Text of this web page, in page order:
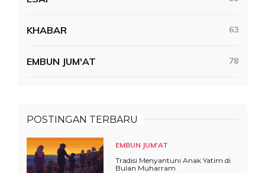
KHABAR 63
EMBUN JUM'AT 78
POSTINGAN TERBARU
EMBUN JUM'AT
Tradisi Menyantuni Anak Yatim di
Bulan Muharram